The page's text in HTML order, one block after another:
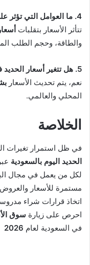
4. ما العوامل التي تؤثر على أسعار الحديد في السعودية؟
تتأثر الأسعار بتقلبات
والطاقة، وحجم الطلب
5. هل تتغير أسعار الحديد في السعودية يوميًا؟
نعم، يتم تحديث الأسعار
المحلي والعالمي.
الخلاصة
في ظل استمرار تغيرات
الحديد اليوم بالسعودية عبر
لكل من يعمل في مجال
مستمرة للأسعار
اتخاذ قرارات شراء
احرص على زيارة سوق
في السعودية لعام 2026